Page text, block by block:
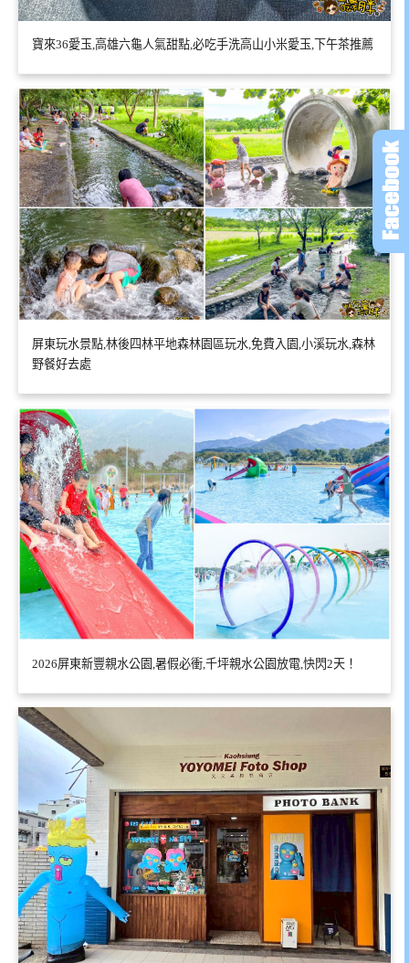
寶來36愛玉,高雄六龜人氣甜點,必吃手洗高山小米愛玉,下午茶推薦
屏東玩水景點,林後四林平地森林園區玩水,免費入園,小溪玩水,森林
野餐好去處
2026屏東新豐親水公園,暑假必衝,千坪親水公園放電,快閃2天！